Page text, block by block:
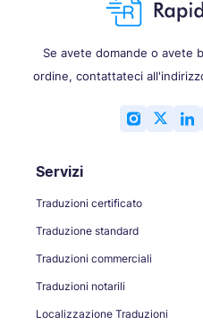
Se avete domande o avete
ordine, contattateci
Servizi
Traduzioni certificato
Traduzione standard
Traduzioni commerciali
Traduzioni notarili
Localizzazione Traduzioni